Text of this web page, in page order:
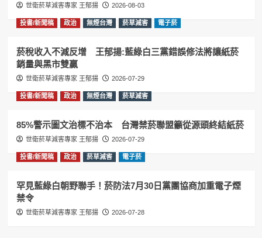
世衛菸草減害專家 王郁揚 2026-08-03
投書/新聞稿 政治 無煙台灣 菸草減害 電子菸
菸稅收入不減反增 王郁揚:藍綠白三黨錯誤修法將讓紙菸
銷量與黑市雙贏
世衛菸草減害專家 王郁揚 2026-07-29
投書/新聞稿 政治 無煙台灣 菸草減害
85%警示圖文治標不治本 台灣禁菸聯盟籲從源頭終結紙菸
世衛菸草減害專家 王郁揚 2026-07-29
投書/新聞稿 政治 菸草減害 電子菸
罕見藍綠白朝野聯手！菸防法7月30日黨團協商加重電子煙
禁令
世衛菸草減害專家 王郁揚 2026-07-28